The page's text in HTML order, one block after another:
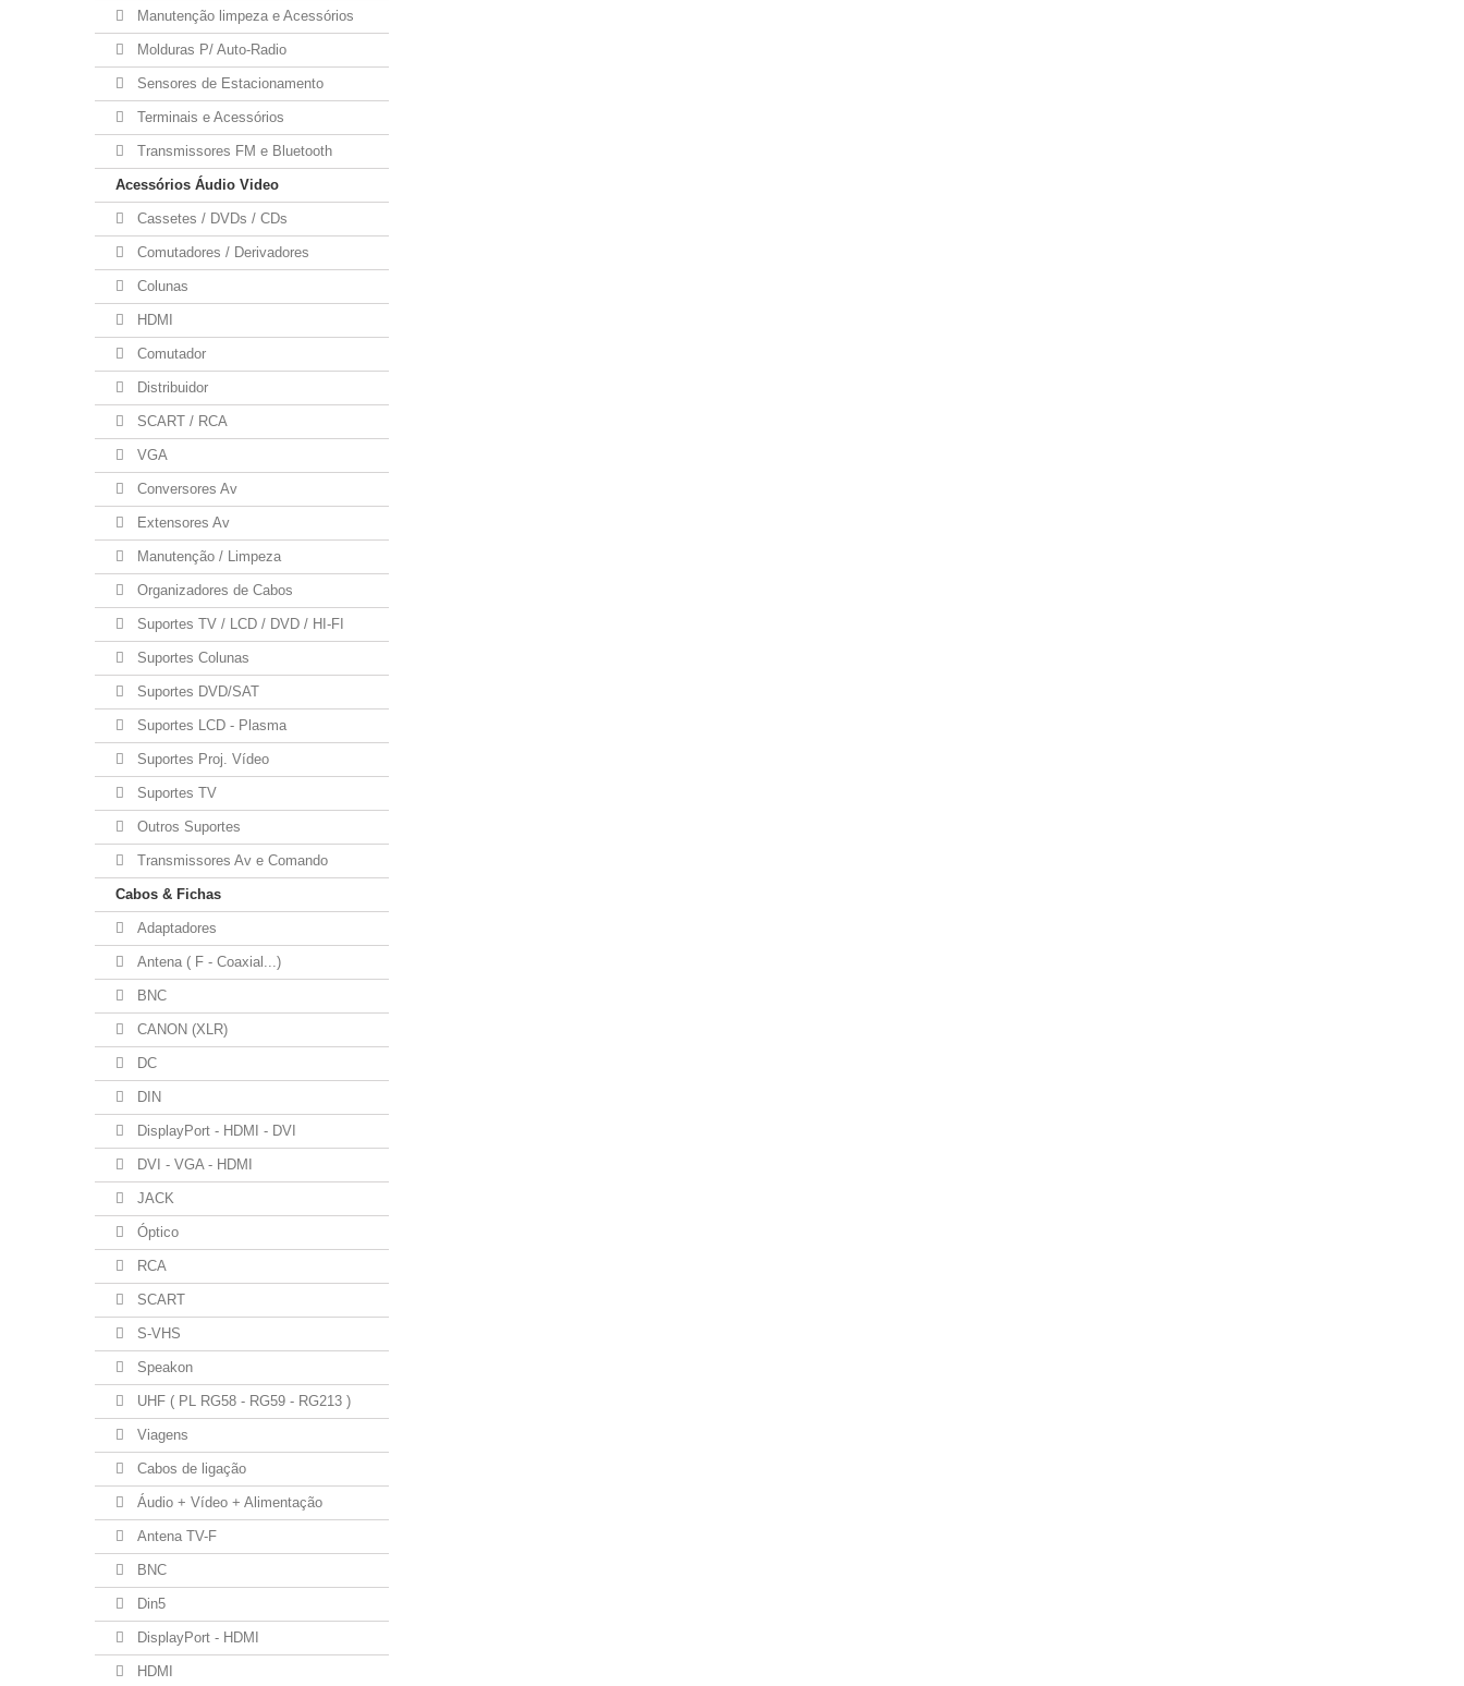
Manutenção limpeza e Acessórios
Molduras P/ Auto-Radio
Sensores de Estacionamento
Terminais e Acessórios
Transmissores FM e Bluetooth
Acessórios Áudio Video
Cassetes / DVDs / CDs
Comutadores / Derivadores
Colunas
HDMI
Comutador
Distribuidor
SCART / RCA
VGA
Conversores Av
Extensores Av
Manutenção / Limpeza
Organizadores de Cabos
Suportes TV / LCD / DVD / HI-FI
Suportes Colunas
Suportes DVD/SAT
Suportes LCD - Plasma
Suportes Proj. Vídeo
Suportes TV
Outros Suportes
Transmissores Av e Comando
Cabos & Fichas
Adaptadores
Antena ( F - Coaxial...)
BNC
CANON (XLR)
DC
DIN
DisplayPort - HDMI - DVI
DVI - VGA - HDMI
JACK
Óptico
RCA
SCART
S-VHS
Speakon
UHF ( PL RG58 - RG59 - RG213 )
Viagens
Cabos de ligação
Áudio + Vídeo + Alimentação
Antena TV-F
BNC
Din5
DisplayPort - HDMI
HDMI